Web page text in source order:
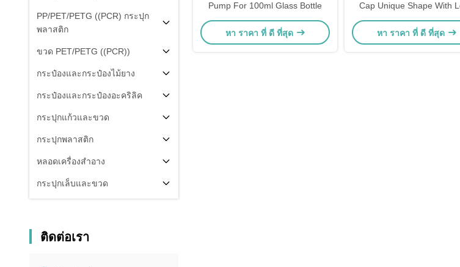
PP/PET/PETG ((PCR) กระปุก
พลาสติก
ขวด PET/PETG ((PCR))
กระป๋องและกระป๋องไม้ยาง
กระป๋องและกระป๋องอะคริลิค
กระปุกแก้วและขวด
กระปุกพลาสติก
หลอดเครื่องสำอาง
กระปุกเล็บและขวด
ติดต่อเรา
Pump For 100ml Glass Bottle
หา ราคา ที่ ดี ที่สุด
Cap Unique Shape With
Pad Printing Luxury Cute
หา ราคา ที่ ดี ที่สุด